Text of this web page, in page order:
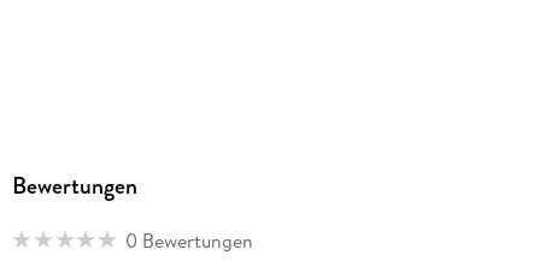
Bewertungen
0 Bewertungen